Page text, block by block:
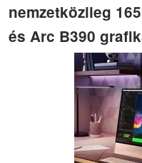
nemzetközileg
és Arc B390